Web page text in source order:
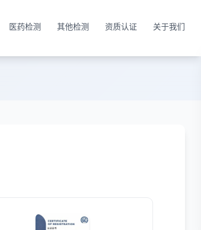
医药检测 其他检测 资质认证 关于我们